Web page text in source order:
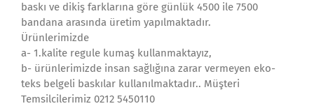
baskı ve dikiş farklarına göre günlük 4500 ile 7500
bandana arasında üretim yapılmaktadır.
Ürünlerimizde
a- 1.kalite regule kumaş kullanmaktayız,
b- ürünlerimizde insan sağlığına zarar vermeyen eko-
teks belgeli baskılar kullanılmaktadır.. Müşteri
Temsilcilerimiz 0212 5450110